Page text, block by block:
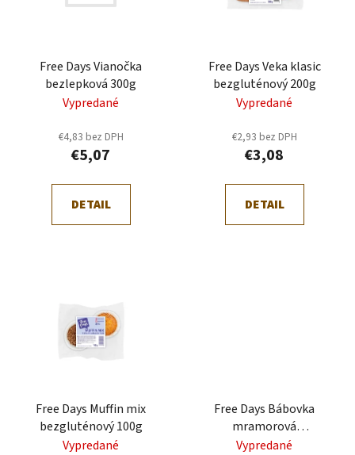
Free Days Vianočka
bezlepková 300g
Vypredané
€4,83 bez DPH
€5,07
DETAIL
Free Days Veka klasic
bezgluténový 200g
Vypredané
€2,93 bez DPH
€3,08
DETAIL
Free Days Muffin mix
bezgluténový 100g
Vypredané
Free Days Bábovka
mramorová
bezgluténový 100g
Vypredané